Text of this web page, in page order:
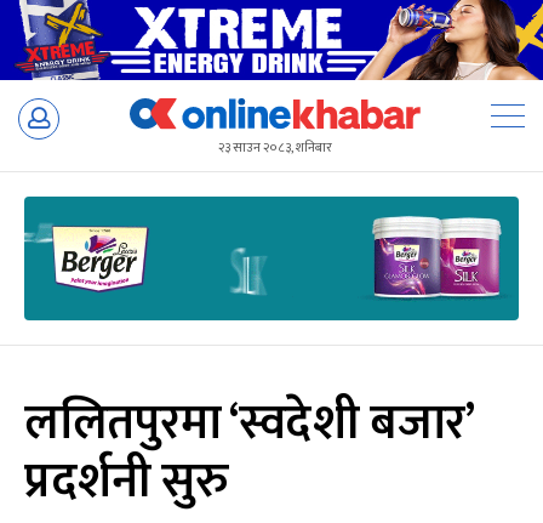
Skip
२३ साउन २०८३, शनिबार
ललितपुरमा ‘स्वदेशी बजार’
प्रदर्शनी सुरु